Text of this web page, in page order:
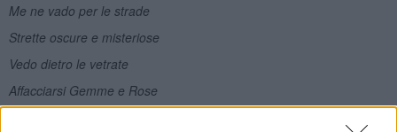
Me ne vado per le strade
Strette oscure e misteriose
Vedo dietro le vetrate
Affacciarsi Gemme e Rose